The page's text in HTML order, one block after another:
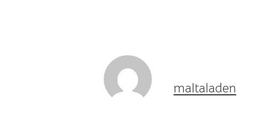
maltaladen